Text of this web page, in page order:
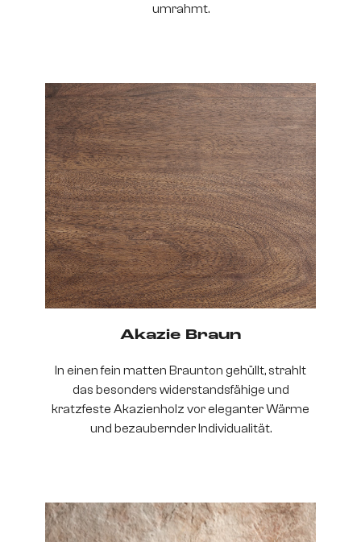
umrahmt.
Akazie Braun
In einen fein matten Braunton gehüllt, strahlt
das besonders widerstandsfähige und
kratzfeste Akazienholz vor eleganter Wärme
und bezaubernder Individualität.